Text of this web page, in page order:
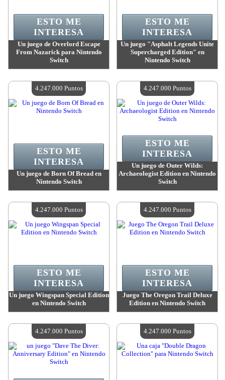
Un juego de Overlord Escape
From Nazarick para Nintendo
Switch
Cantidad disponible:4
ESTO ME
INTERESA
Un juego "Asphalt Legends Unite
Supercharged Edition" en
Nintendo Switch
Cantidad disponible:4
ESTO ME
INTERESA
Un juego de Born Of Bread en
Nintendo Switch
Cantidad disponible:4
ESTO ME
INTERESA
4.247.000 Puntos
Un juego de Outer Wilds:
Archaeologist Edition en Nintendo
Switch
Cantidad disponible:4
ESTO ME
INTERESA
4.247.000 Puntos
Un juego Wingspan Special Edition
en Nintendo Switch
Cantidad disponible:4
ESTO ME
INTERESA
4.247.000 Puntos
Juego The Oregon Trail Deluxe
Edition en Nintendo Switch
Cantidad disponible:4
ESTO ME
INTERESA
4.247.000 Puntos
4.247.000 Puntos 4.247.000 Puntos